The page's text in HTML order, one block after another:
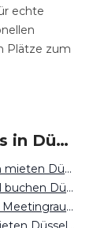
echte
Plätze zum
Locations in Düsseldorf mieten
Eventlocation mieten Düsseldorf
Tagungshotel buchen Düsseldorf
Seminar- und Meetingraum mieten Düsseldorf